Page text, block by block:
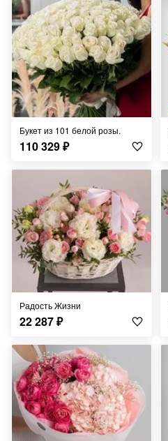
Букет из 101 белой розы.
110 329₽
Радость Жизни
22 287₽